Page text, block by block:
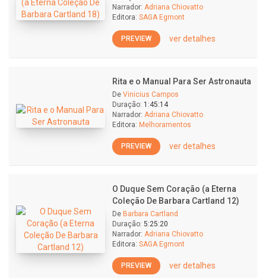
Narrador: Adriana Chiovatto
Editora: SAGA Egmont
PREVIEW ver detalhes
Rita e o Manual Para Ser Astronauta
De Vinicius Campos
Duração: 1:45:14
Narrador: Adriana Chiovatto
Editora: Melhoramentos
PREVIEW ver detalhes
O Duque Sem Coração (a Eterna
Coleção De Barbara Cartland 12)
De Barbara Cartland
Duração: 5:25:20
Narrador: Adriana Chiovatto
Editora: SAGA Egmont
PREVIEW ver detalhes